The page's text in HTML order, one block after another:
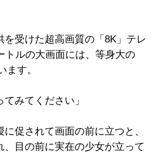
受けた超高画質の「8K」テレ
トルの大画面には、等身大の
ます。
みてください」
促されて画面の前に立つと、
、目の前に実在の少女が立って